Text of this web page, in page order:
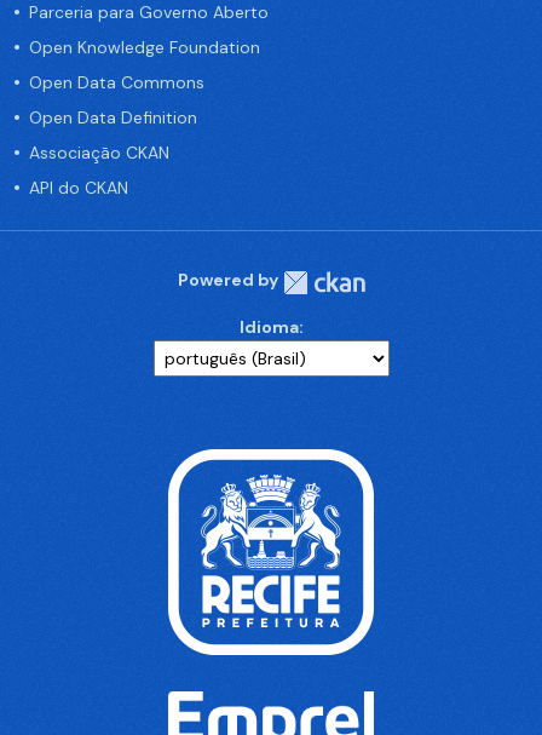
Parceria para Governo Aberto
Open Knowledge Foundation
Open Data Commons
Open Data Definition
Associação CKAN
API do CKAN
Powered by
Idioma